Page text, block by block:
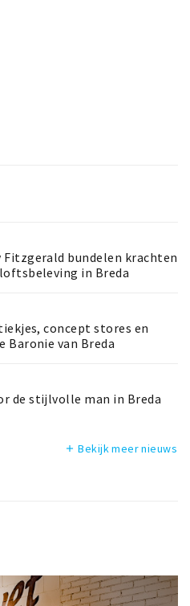
Fitzgerald bundelen krachten
in Breda
concept stores en
Baronie van Breda
de stijlvolle man in Breda
add Bekijk meer nieuws